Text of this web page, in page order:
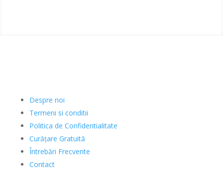
Despre noi
Termeni si conditii
Politica de Confidentialitate
Curățare Gratuită
Întrebări Frecvente
Contact